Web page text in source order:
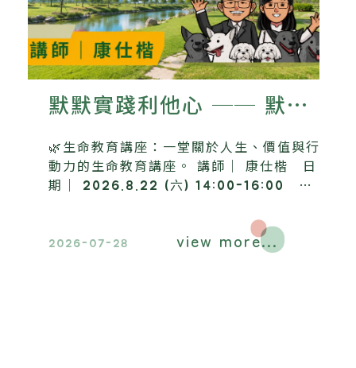
默默實踐利他心 ── 默默
書店與流浪動物的故事
🌿生命教育講座：一堂關於人生、價值與行
動力的生命教育講座。 講師｜ 康仕楷 日
期｜ 2026.8.22 (六) 14:00-16:00 地
2026-07-28 view more...